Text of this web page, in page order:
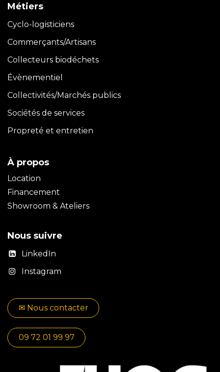
Métiers
Cyclo-logisticiens
Commerçants/Artisans
Collecteurs biodéchets
Évènementiel
Collectivités/Marchés publics
Sociétés de services
Propreté et entretien
À propos
Location
Financement
Showroom & Ateliers
Nous suivre
LinkedIn
Instagram
✉​​ No​​​​us contacter
09 72 01 99 97